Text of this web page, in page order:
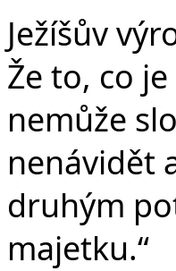
Ježíšův
Že to, co
nemůže
nenávidět
druhým
majetku.“